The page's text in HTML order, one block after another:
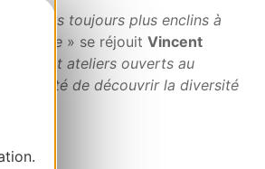
toujours plus enclins à
territoire » se réjouit Vincent
firmes et ateliers ouverts au
de découvrir la diversité